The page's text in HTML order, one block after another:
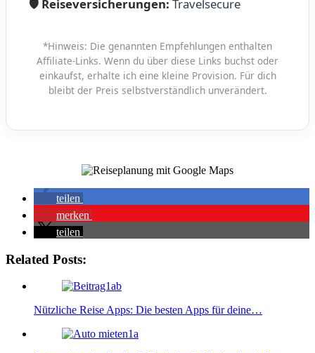
🛡️ Reiseversicherungen: Travelsecure
*Hinweis: Die genannten Empfehlungen enthalten
Affiliate-Links. Wenn du über diese Links buchst oder
einkaufst, erhalte ich eine kleine Provision. Für dich
bleibt der Preis selbstverständlich unverändert.
teilen
merken
teilen
Related Posts:
Nützliche Reise Apps: Die besten Apps für deine…